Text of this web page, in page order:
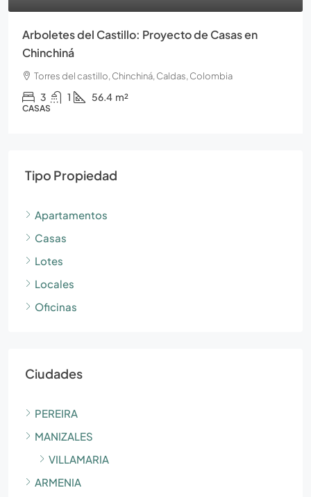
del Castillo: Proyecto de Casas en
del castillo, Chinchiná, Caldas, Colombia
1 56.4 m²
Tipo Propiedad
Apartamentos
Casas
Lotes
Locales
Oficinas
Ciudades
PEREIRA
MANIZALES
VILLAMARIA
ARMENIA